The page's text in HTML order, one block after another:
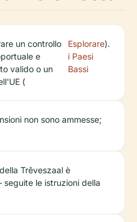
un controllo
e
valido o un
(
Esplorare
i Paesi
Bassi
).
non sono ammesse;
Trêveszaal è
le istruzioni della